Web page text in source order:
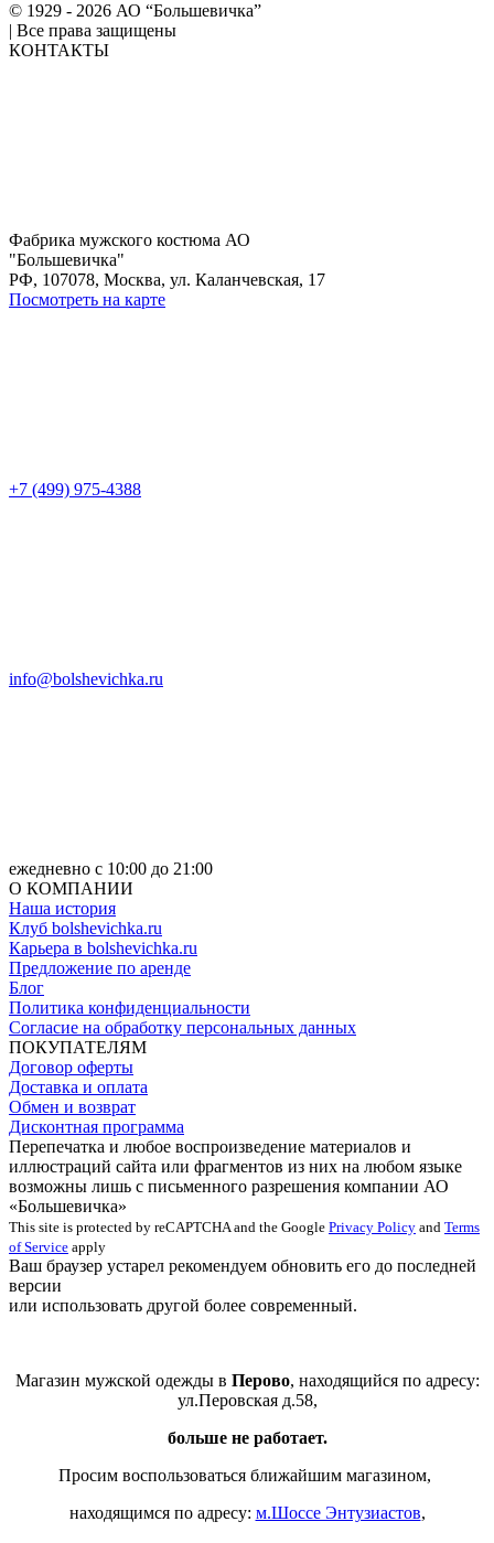
© 1929 - 2026 АО “Большевичка”
Все права защищены
КОНТАКТЫ
Фабрика мужского костюма АО
"Большевичка"
РФ, 107078, Москва, ул. Каланчевская, 17
Посмотреть на карте
+7 (499) 975-4388
info@bolshevichka.ru
ежедневно с 10:00 до 21:00
О КОМПАНИИ
Наша история
Клуб bolshevichka.ru
Карьера в bolshevichka.ru
Предложение по аренде
Блог
Политика конфиденциальности
Согласие на обработку персональных данных
ПОКУПАТЕЛЯМ
Договор оферты
Доставка и оплата
Обмен и возврат
Дисконтная программа
Перепечатка и любое воспроизведение материалов и
иллюстраций сайта или фрагментов из них на любом языке
возможны лишь с письменного разрешения компании АО
«Большевичка»
This site is protected by reCAPTCHA and the Google Privacy Policy and Terms
of Service apply
Ваш браузер устарел рекомендуем обновить его до последней
версии
или использовать другой более современный.
Магазин мужской одежды в Перово, находящийся по адресу:
ул.Перовская д.58,
больше не работает.
Просим воспользоваться ближайшим магазином,
находящимся по адресу: м.Шоссе Энтузиастов,